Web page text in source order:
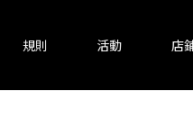
規則 活動 店